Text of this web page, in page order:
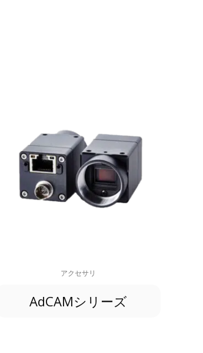
アクセサリ
AdCAMシリーズ